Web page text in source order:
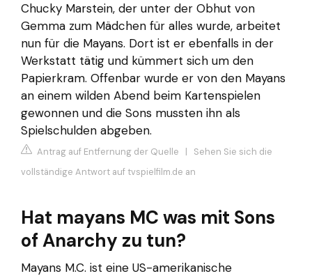
Chucky Marstein, der unter der Obhut von
Gemma zum Mädchen für alles wurde, arbeitet
nun für die Mayans. Dort ist er ebenfalls in der
Werkstatt tätig und kümmert sich um den
Papierkram. Offenbar wurde er von den Mayans
an einem wilden Abend beim Kartenspielen
gewonnen und die Sons mussten ihn als
Spielschulden abgeben.
Antrag auf Entfernung der Quelle | Sehen Sie sich die
vollständige Antwort auf tvspielfilm.de an
Hat mayans MC was mit Sons
of Anarchy zu tun?
Mayans M.C. ist eine US-amerikanische